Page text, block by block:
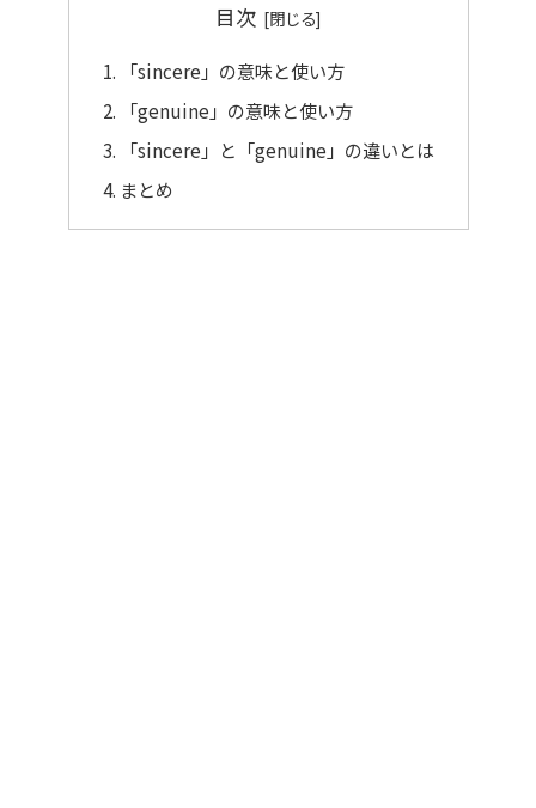
目次
「sincere」の意味と使い方
「genuine」の意味と使い方
「sincere」と「genuine」の違いとは
まとめ